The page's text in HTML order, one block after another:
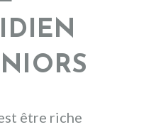
être riche